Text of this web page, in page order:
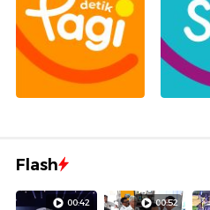
Flash
00:42 00:52